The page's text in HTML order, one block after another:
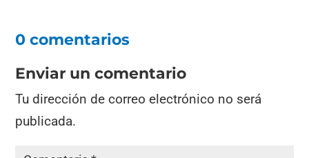
0 comentarios
Enviar un comentario
Tu dirección de correo electrónico no será
publicada.